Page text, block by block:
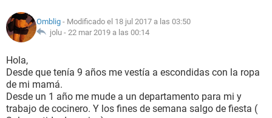
NUTRICIÓN
SEXUALIDAD
GLOSARIO
Omblig - Modificado el 18 jul 2017 a las 03:50
jolu - 22 mar 2019 a las 00:14
Hola,
Desde que tenía 9 años me vestía a escondidas con la ropa
de mi mamá.
Desde un 1 año me mude a un departamento para mi y
trabajo de cocinero. Y los fines de semana salgo de fiesta (